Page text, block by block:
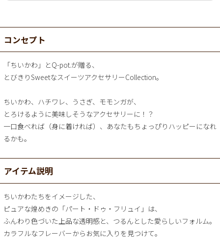
コンセプト
「ちいかわ」とQ-pot.が贈る、
とびきりSweetなスイーツアクセサリーCollection。
ちいかわ、ハチワレ、うさぎ、モモンガが、
とろけるように美味しそうなアクセサリーに！？
一口食べれば（身に着ければ）、あなたもちょっぴりハッピーになれ
るかも。
アイテム説明
ちいかわたちをイメージした、
ピュアな煌めきの「パート・ドゥ・フリュイ」は、
ふんわり色づいた上品な透明感と、つるんとした愛らしいフォルム。
カラフルなフレーバーからお気に入りを見つけて。